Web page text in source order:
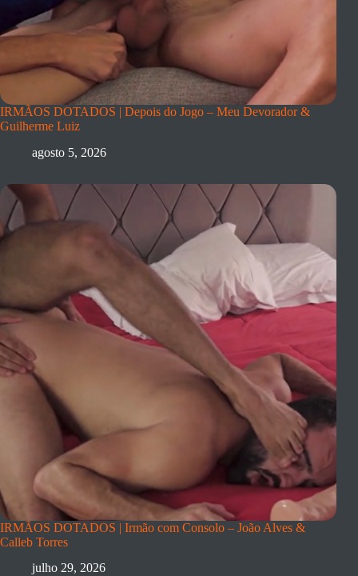
IRMÃOS DOTADOS | Depois do Jogo – Meu Devorador &
Guilherme Luiz
agosto 5, 2026
IRMÃOS DOTADOS | Irmão com Consolo – João Alves &
Calleb Torres
julho 29, 2026